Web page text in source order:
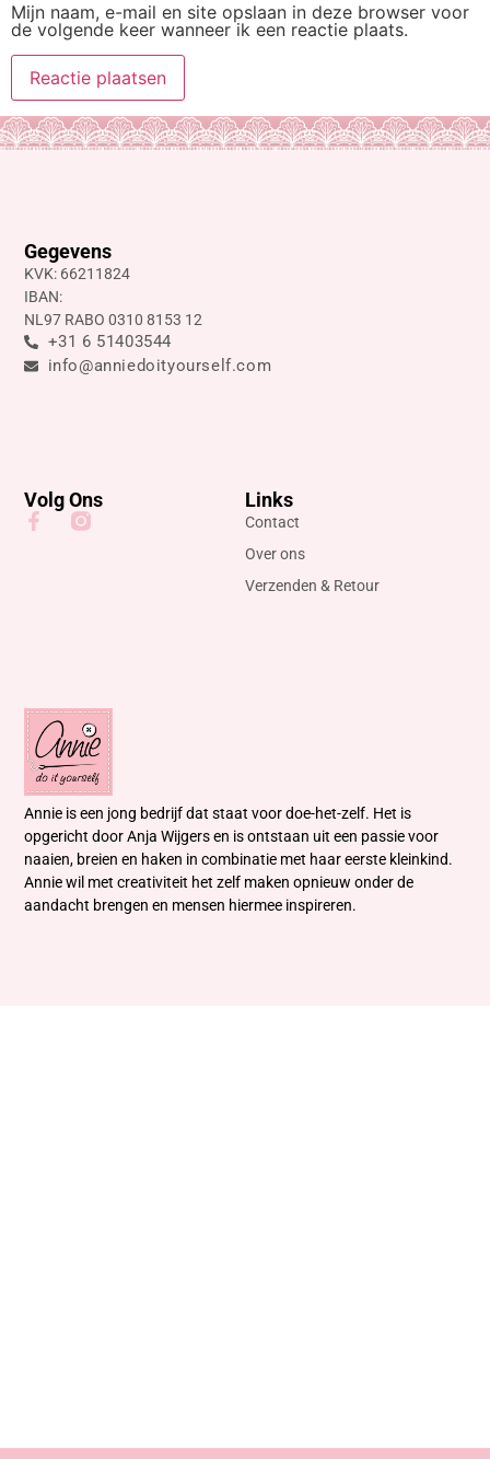
Mijn naam, e-mail en site opslaan in deze browser voor
de volgende keer wanneer ik een reactie plaats.
Annie is een jong bedrijf dat staat voor doe-het-zelf. Het is
opgericht door Anja Wijgers en is ontstaan uit een passie voor
naaien, breien en haken in combinatie met haar eerste kleinkind.
Annie wil met creativiteit het zelf maken opnieuw onder de
aandacht brengen en mensen hiermee inspireren.
Links
Contact
Over ons
Verzenden & Retour
Gegevens
KVK: 66211824
IBAN:
NL97 RABO 0310 8153 12
+31 6 51403544
info@anniedoityourself.com
Volg Ons